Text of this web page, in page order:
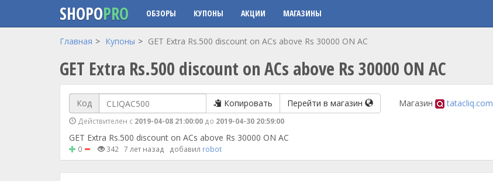
Перейти к основному содержанию
SHOPOPRO ОБЗОРЫ КУПОНЫ АКЦИИ МАГАЗИНЫ
Главная Купоны GET Extra Rs.500 discount on ACs above Rs 30000 ON AC
GET Extra Rs.500 discount on ACs above Rs 30000 ON AC
Код Копировать Перейти в магазин
Действителен с 2019-04-08 21:00:00 до 2019-04-30 20:59:00
Магазин tatacliq.com
GET Extra Rs.500 discount on ACs above Rs 30000 ON AC
0 342 7 лет назад добавил robot